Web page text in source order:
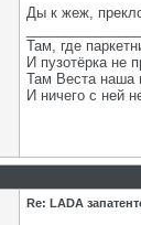
Ды к жеж,
Там, где
И пузотёрка не
Там Веста наша
И ничего с ней
Re: LADA